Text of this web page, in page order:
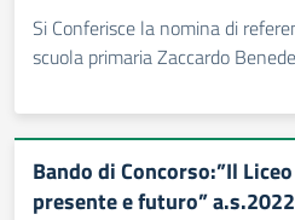
Si Conferisce la nomina di
scuola primaria Zaccardo
Bando di Concorso:”Il
presente e futuro”